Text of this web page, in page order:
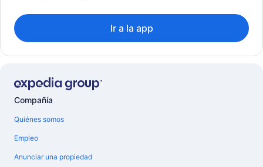
Ir a la app
Compañía
Quiénes somos
Empleo
Anunciar una propiedad